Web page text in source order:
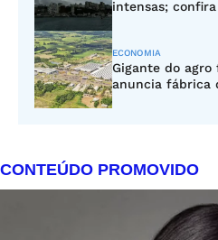
intensas;
ECONOMIA
Gigante do
anuncia fábrica